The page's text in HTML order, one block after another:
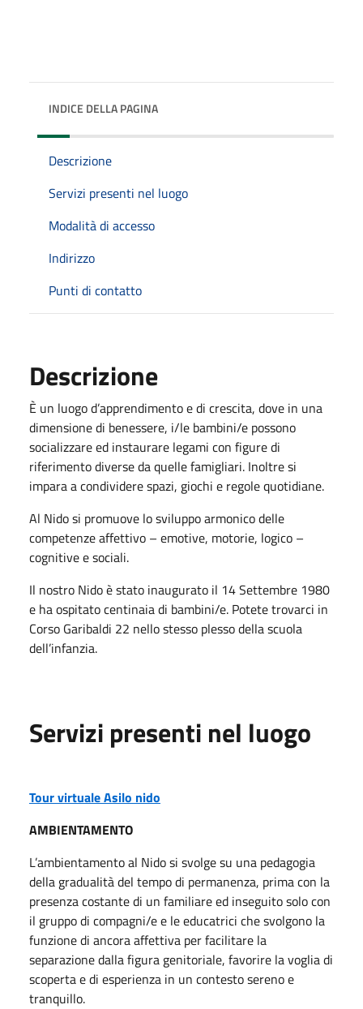
INDICE DELLA PAGINA
Descrizione
Servizi presenti nel luogo
Modalità di accesso
Indirizzo
Punti di contatto
Descrizione
È un luogo d’apprendimento e di crescita, dove in una
dimensione di benessere, i/le bambini/e possono
socializzare ed instaurare legami con figure di
riferimento diverse da quelle famigliari. Inoltre si
impara a condividere spazi, giochi e regole quotidiane.
Al Nido si promuove lo sviluppo armonico delle
competenze affettivo – emotive, motorie, logico –
cognitive e sociali.
Il nostro Nido è stato inaugurato il 14 Settembre 1980
e ha ospitato centinaia di bambini/e. Potete trovarci in
Corso Garibaldi 22 nello stesso plesso della scuola
dell’infanzia.
Servizi presenti nel luogo
Tour virtuale Asilo nido
AMBIENTAMENTO
L’ambientamento al Nido si svolge su una pedagogia
della gradualità del tempo di permanenza, prima con la
presenza costante di un familiare ed inseguito solo con
il gruppo di compagni/e e le educatrici che svolgono la
funzione di ancora affettiva per facilitare la
separazione dalla figura genitoriale, favorire la voglia di
scoperta e di esperienza in un contesto sereno e
tranquillo.